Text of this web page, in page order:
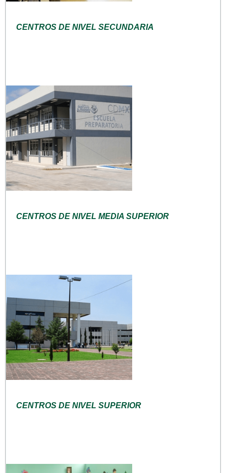
CENTROS DE NIVEL SECUNDARIA
CENTROS DE NIVEL MEDIA SUPERIOR
CENTROS DE NIVEL SUPERIOR